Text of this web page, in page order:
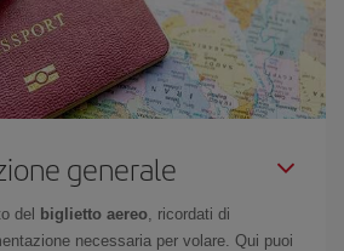
generale
del biglietto aereo, ricordati di
necessaria per volare. Qui puoi